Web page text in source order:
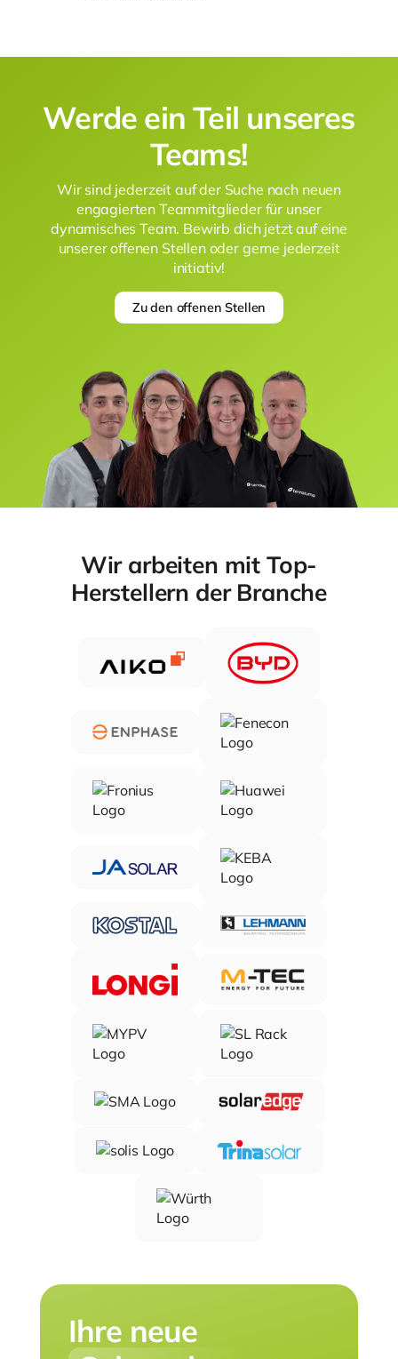
Werde ein Teil unseres
Teams!
Wir sind jederzeit auf der Suche nach neuen
engagierten Teammitglieder für unser
dynamisches Team. Bewirb dich jetzt auf eine
unserer offenen Stellen oder gerne jederzeit
initiativ!
Zu den offenen Stellen
Wir arbeiten mit Top-
Herstellern der Branche
Ihre neue